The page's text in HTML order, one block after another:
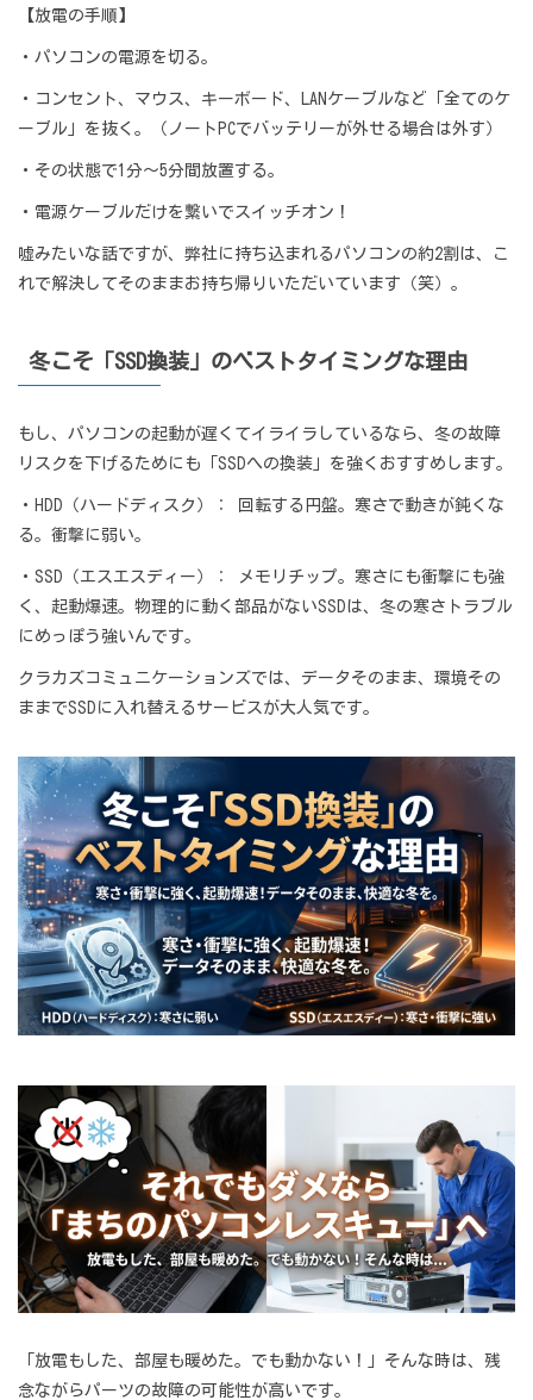
【放電の手順】
・パソコンの電源を切る。
・ コンセント、マウス、キーボード、LANケーブルなど「全てのケ
ーブル」を抜く。（ノートPCでバッテリーが外せる場合は外す）
・その状態で1分〜5分間放置する。
・電源ケーブルだけを繋いでスイッチオン！
嘘みたいな話ですが、弊社に持ち込まれるパソコンの約2割は、こ
れで解決してそのままお持ち帰りいただいています（笑）。
冬こそ「SSD換装」のベストタイミングな理由
もし、パソコンの起動が遅くてイライラしているなら、冬の故障
リスクを下げるためにも「SSDへの換装」を強くおすすめします。
・HDD（ハードディスク）： 回転する円盤。寒さで動きが鈍くな
る。衝撃に弱い。
・SSD（エスエスディー）： メモリチップ。寒さにも衝撃にも強
く、起動爆速。物理的に動く部品がないSSDは、冬の寒さトラブル
にめっぽう強いんです。
クラカズコミュニケーションズでは、データそのまま、環境その
ままでSSDに入れ替えるサービスが大人気です。
「放電もした、部屋も暖めた。でも動かない！」そんな時は、残
念ながらパーツの故障の可能性が高いです。